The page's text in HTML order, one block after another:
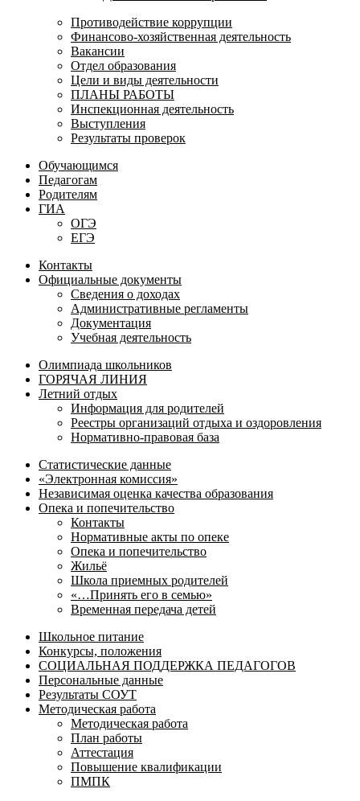
Противодействие коррупции
Финансово-хозяйственная деятельность
Вакансии
Отдел образования
Цели и виды деятельности
ПЛАНЫ РАБОТЫ
Инспекционная деятельность
Выступления
Результаты проверок
Обучающимся
Педагогам
Родителям
ГИА
ОГЭ
ЕГЭ
Контакты
Официальные документы
Сведения о доходах
Административные регламенты
Документация
Учебная деятельность
Олимпиада школьников
ГОРЯЧАЯ ЛИНИЯ
Летний отдых
Информация для родителей
Реестры организаций отдыха и оздоровления
Нормативно-правовая база
Статистические данные
«Электронная комиссия»
Независимая оценка качества образования
Опека и попечительство
Контакты
Нормативные акты по опеке
Опека и попечительство
Жильё
Школа приемных родителей
«…Принять его в семью»
Временная передача детей
Школьное питание
Конкурсы, положения
СОЦИАЛЬНАЯ ПОДДЕРЖКА ПЕДАГОГОВ
Персональные данные
Результаты СОУТ
Методическая работа
Методическая работа
План работы
Аттестация
Повышение квалификации
ПМПК